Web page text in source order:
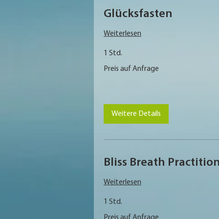
Glücksfasten
Weiterlesen
1 Std.
auf
Preis auf Anfrage
Weitere Details
Bliss Breath
Weiterlesen
1 Std.
auf